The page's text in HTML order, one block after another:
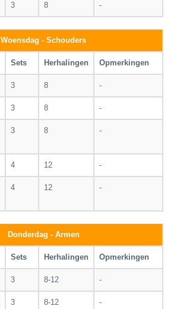
3 8 -
Woensdag - Schouders
Sets Herhalingen Opmerkingen
3 8 -
3 8 -
3 8 -
4 12 -
4 12 -
Donderdag - Armen
Sets Herhalingen Opmerkingen
3 8-12 -
3 8-12 -